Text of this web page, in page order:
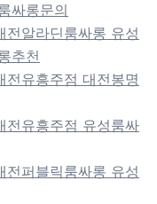
싸롱문의
알라딘룸싸롱 유성
추천
유흥주점 대전봉명
유흥주점 유성룸싸
퍼블릭룸싸롱 유성